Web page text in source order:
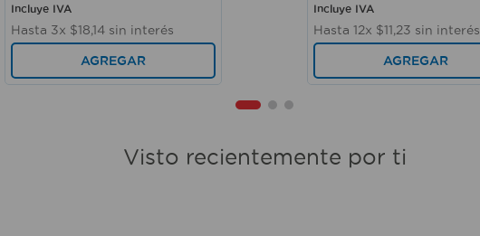
Incluye IVA
Hasta 3x $18,14 sin interés
AGREGAR
Incluye IVA
Hasta 12x $11,23 sin interés
AGREGAR
Visto recientemente por ti